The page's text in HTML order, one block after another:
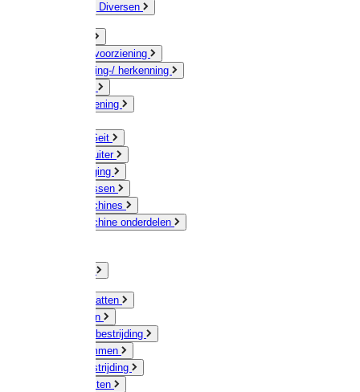
Afrastering Diversen
Drinkwatervoorziening
Veemarkering-/ herkenning
Voervoorziening
Schaap / Geit
Paard & Ruiter
Veeverzorging
Scheermessen
Scheermachines
Scheermachine onderdelen
Muizen / Ratten
Drukspuiten
Ongediertebestrijding
Mollenklemmen
Onkruidbestrijding
Vliegenkasten